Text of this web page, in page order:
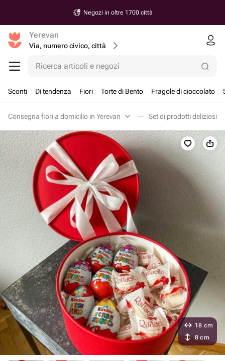
Negozi in oltre 1700 città
Yerevan
Via, numero civico, città
Ricerca articoli e negozi
Sconti Di tendenza Fiori Torte di Bento Fragole di cioccolato
Consegna fiori a domicilio in Yerevan Set di prodotti deliziosi in
18 cm
8 cm